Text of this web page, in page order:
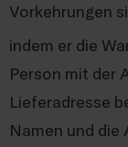
Vorkehrungen
indem er die
Person mit der
Lieferadresse
Namen und die